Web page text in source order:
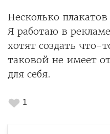
Несколько
Я работаю в
хотят создать что-
таковой не имеет
для себя.
1